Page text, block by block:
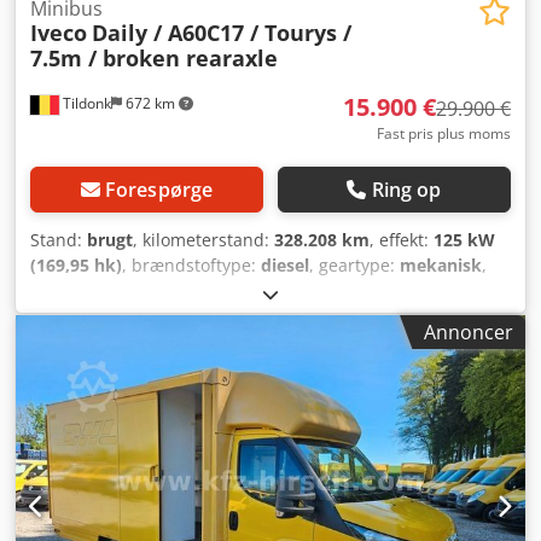
Tildonk 672 km
Minibus
Iveco Daily / A60C17 / Tourys /
7.5m / broken rearaxle
15.900 €29.900 €
Fast pris plus moms
Forespørge Ring op
Stand: brugt, kilometerstand: 328.208 km, effekt: 125 kW
(169,95 hk), brændstoftype: diesel, geartype: mekanisk,
, emissionsklasse:
anden, bremser:retarder, antal sæder:20, Produktionsår:
, = Yderligere muligheder
og tilbehør = Diverse - Webasto Csdpfx Asx T Dh Sem Usrf
Diverse - Klimaanlæg = Yderligere oplysninger = Højde: 305
cm Skader: ingen = Virksomhedsoplysninger = Vi er en
international virksomhed med hovedkontor i Belgien, i
området omkring Bruxelles (+/-20 km). Belgian Bus Sales er
din ideelle partner til køb og salg af brugte busser og
råder over en stor parkeringsplads, der fungerer som
Annoncer